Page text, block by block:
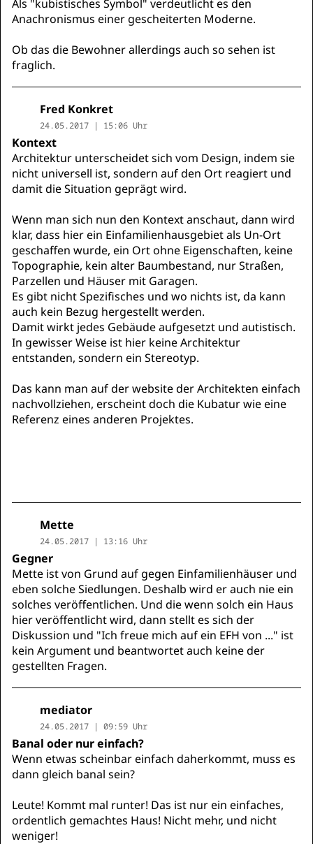
Als "kubistisches Symbol" verdeutlicht es den
Anachronismus einer gescheiterten Moderne.
Ob das die Bewohner allerdings auch so sehen ist
fraglich.
Fred Konkret
24.05.2017 | 15:06 Uhr
Kontext
Architektur unterscheidet sich vom Design, indem sie
nicht universell ist, sondern auf den Ort reagiert und
damit die Situation geprägt wird.
Wenn man sich nun den Kontext anschaut, dann wird
klar, dass hier ein Einfamilienhausgebiet als Un-Ort
geschaffen wurde, ein Ort ohne Eigenschaften, keine
Topographie, kein alter Baumbestand, nur Straßen,
Parzellen und Häuser mit Garagen.
Es gibt nicht Spezifisches und wo nichts ist, da kann
auch kein Bezug hergestellt werden.
Damit wirkt jedes Gebäude aufgesetzt und autistisch.
In gewisser Weise ist hier keine Architektur
entstanden, sondern ein Stereotyp.
Das kann man auf der website der Architekten einfach
nachvollziehen, erscheint doch die Kubatur wie eine
Referenz eines anderen Projektes.
Mette
24.05.2017 | 13:16 Uhr
Gegner
Mette ist von Grund auf gegen Einfamilienhäuser und
eben solche Siedlungen. Deshalb wird er auch nie ein
solches veröffentlichen. Und die wenn solch ein Haus
hier veröffentlicht wird, dann stellt es sich der
Diskussion und "Ich freue mich auf ein EFH von ..." ist
kein Argument und beantwortet auch keine der
gestellten Fragen.
mediator
24.05.2017 | 09:59 Uhr
Banal oder nur einfach?
Wenn etwas scheinbar einfach daherkommt, muss es
dann gleich banal sein?
Leute! Kommt mal runter! Das ist nur ein einfaches,
ordentlich gemachtes Haus! Nicht mehr, und nicht
weniger!